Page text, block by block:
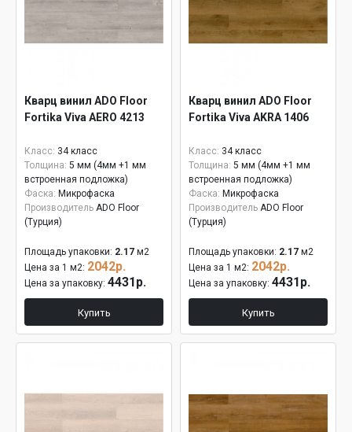
Кварц винил ADO Floor
Fortika Viva AERO 4213
Класс: 34 класс
Толщина: 5 мм (4мм +1 мм
встроенная подложка)
Фаска: Микрофаска
Производитель ADO Floor
(Турция)
Площадь упаковки: 2.17 м2
Цена за 1 м2: 2042р.
Цена за упаковку: 4431р.
Купить
Кварц винил ADO Floor
Fortika Viva AKRA 1406
Класс: 34 класс
Толщина: 5 мм (4мм +1 мм
встроенная подложка)
Фаска: Микрофаска
Производитель ADO Floor
(Турция)
Площадь упаковки: 2.17 м2
Цена за 1 м2: 2042р.
Цена за упаковку: 4431р.
Купить